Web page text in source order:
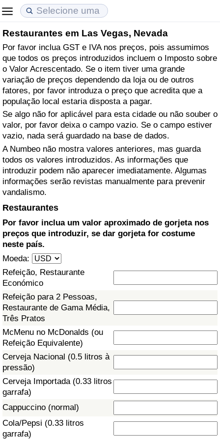
Restaurantes em Las Vegas, Nevada
Por favor inclua GST e IVA nos preços, pois assumimos
que todos os preços introduzidos incluem o Imposto sobre
o Valor Acrescentado. Se o item tiver uma grande
variação de preços dependendo da loja ou de outros
fatores, por favor introduza o preço que acredita que a
população local estaria disposta a pagar.
Se algo não for aplicável para esta cidade ou não souber o
valor, por favor deixa o campo vazio. Se o campo estiver
vazio, nada será guardado na base de dados.
A Numbeo não mostra valores anteriores, mas guarda
todos os valores introduzidos. As informações que
introduzir podem não aparecer imediatamente. Algumas
informações serão revistas manualmente para prevenir
vandalismo.
Restaurantes
Por favor inclua um valor aproximado de gorjeta nos
preços que introduzir, se dar gorjeta for costume
neste país.
Moeda:
Refeição, Restaurante
Económico
Refeição para 2 Pessoas,
Restaurante de Gama Média,
Três Pratos
McMenu no McDonalds (ou
Refeição Equivalente)
Cerveja Nacional (0.5 litros à
pressão)
Cerveja Importada (0.33 litros
garrafa)
Cappuccino (normal)
Cola/Pepsi (0.33 litros
garrafa)
Custo de Vida
Indicador de Custo de Vida (Atual)
Indicador de Custo de Vida
Indicador de Custo de Vida Por País
em Aqaba
Preços de Imóveis
Indicador de Preços de Imóveis (Atual)
Indicador de Preços de Imóveis
Indicador de Preços de Imóveis por País
Qualidade de Vida
Indicador de Qualidade de Vida
Indicador de Qualidade de Vida (Atual)
Índice de qualidade de vida por país
Crime
Taxa do Indicador de Crime (Atual)
Indicador de Crime
Índice de criminalidade por país
Saúde
Indicador de Saúde (Atual)
Indicador de Saúde
Indicador de Saúde por País
Poluição
Indicador de Poluição (Atual)
Índice de poluição
Indicador de Poluição por País
Trânsito